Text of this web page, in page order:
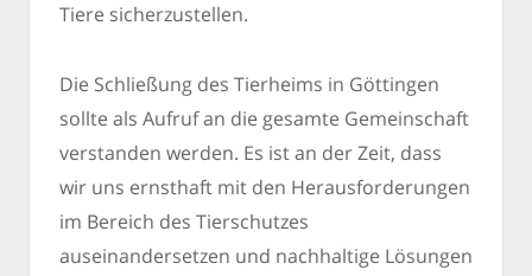
Tiere sicherzustellen.
Die Schließung des Tierheims in Göttingen
sollte als Aufruf an die gesamte Gemeinschaft
verstanden werden. Es ist an der Zeit, dass
wir uns ernsthaft mit den Herausforderungen
im Bereich des Tierschutzes
auseinandersetzen und nachhaltige Lösungen